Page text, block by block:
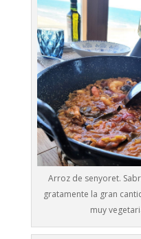
Arroz de senyoret.
gratamente la gran
muy